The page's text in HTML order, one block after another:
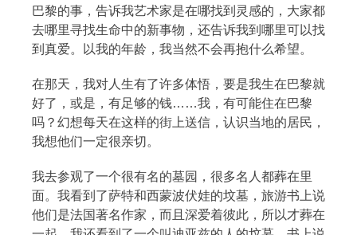
巴黎的事，告诉我艺术家是在哪找到灵感的，大家都
去哪里寻找生命中的新事物，还告诉我到哪里可以找
到真爱。以我的年龄，我当然不会再抱什么希望。
在那天，我对人生有了许多体悟，要是我生在巴黎就
好了，或是，有足够的钱……我，有可能住在巴黎
吗？幻想每天在这样的街上送信，认识当地的居民，
我想他们一定很亲切。
我去参观了一个很有名的墓园，很多名人都葬在里
面。我看到了萨特和西蒙波伏娃的坟墓，旅游书上说
他们是法国著名作家，而且深爱着彼此，所以才葬在